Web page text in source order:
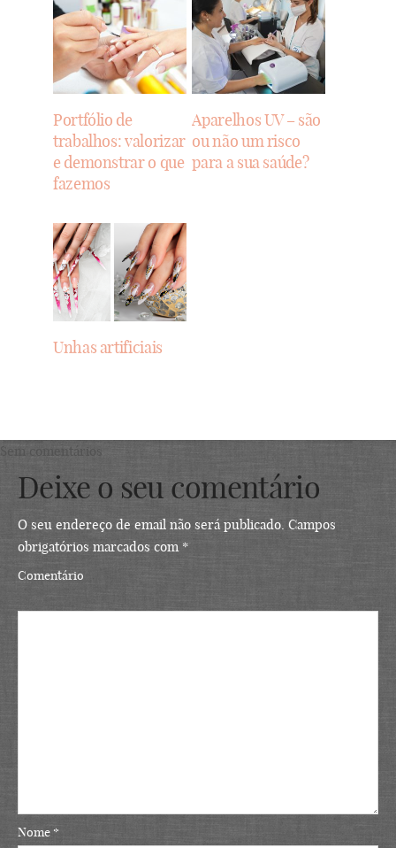
Portfólio de
trabalhos: valorizar
e demonstrar o que
fazemos
Aparelhos UV – são
ou não um risco
para a sua saúde?
Unhas artificiais
Sem comentários
Deixe o seu comentário
O seu endereço de email não será publicado. Campos
obrigatórios marcados com *
Comentário
Nome *